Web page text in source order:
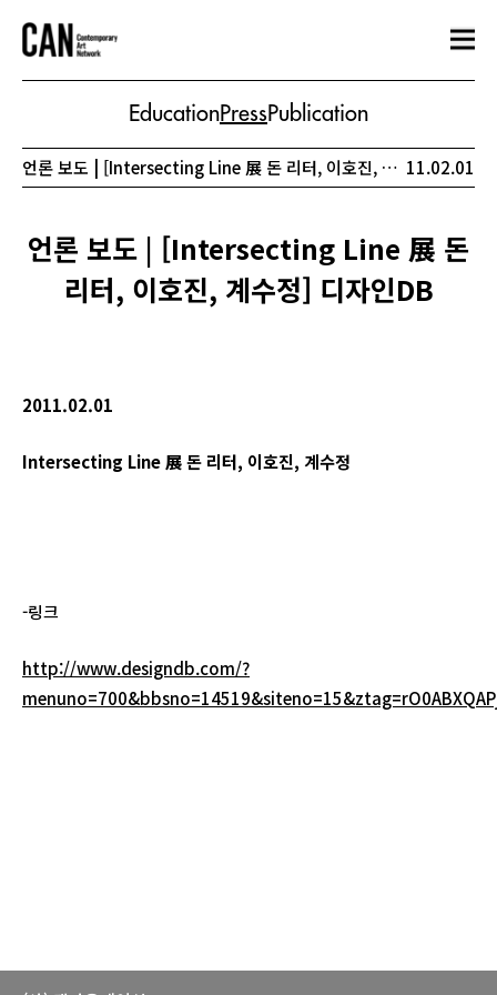
EducationPressPublication
언론 보도 | [Intersecting Line 展 돈 리터, 이호진, 계수정] 디자인DB 11.02.01
언론 보도 | [Intersecting Line 展 돈
리터, 이호진, 계수정] 디자인DB
2011.02.01
Intersecting Line 展돈 리터, 이호진, 계수정
-링크
http://www.designdb.com/?